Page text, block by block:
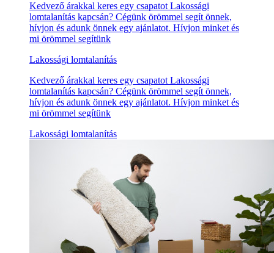
Kedvező árakkal keres egy csapatot Lakossági
lomtalanítás kapcsán? Cégünk örömmel segít önnek,
hívjon és adunk önnek egy ajánlatot. Hívjon minket és
mi örömmel segítünk
Lakossági lomtalanítás
Kedvező árakkal keres egy csapatot Lakossági
lomtalanítás kapcsán? Cégünk örömmel segít önnek,
hívjon és adunk önnek egy ajánlatot. Hívjon minket és
mi örömmel segítünk
Lakossági lomtalanítás